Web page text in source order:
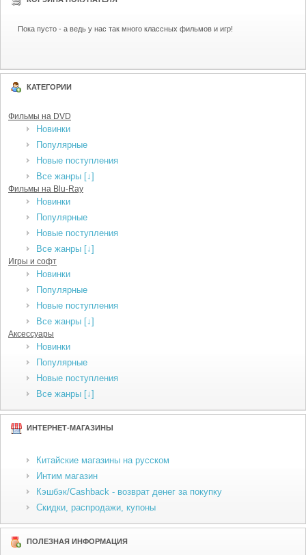
Пока пусто - а ведь у нас так много классных фильмов и игр!
КАТЕГОРИИ
Фильмы на DVD
Новинки
Популярные
Новые поступления
Все жанры [↓]
Фильмы на Blu-Ray
Новинки
Популярные
Новые поступления
Все жанры [↓]
Игры и софт
Новинки
Популярные
Новые поступления
Все жанры [↓]
Аксессуары
Новинки
Популярные
Новые поступления
Все жанры [↓]
ИНТЕРНЕТ-МАГАЗИНЫ
Китайские магазины на русском
Интим магазин
Кэшбэк/Cashback - возврат денег за покупку
Скидки, распродажи, купоны
ПОЛЕЗНАЯ ИНФОРМАЦИЯ